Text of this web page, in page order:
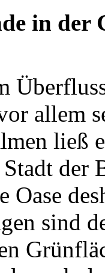
in
allem
ließ
der
sind